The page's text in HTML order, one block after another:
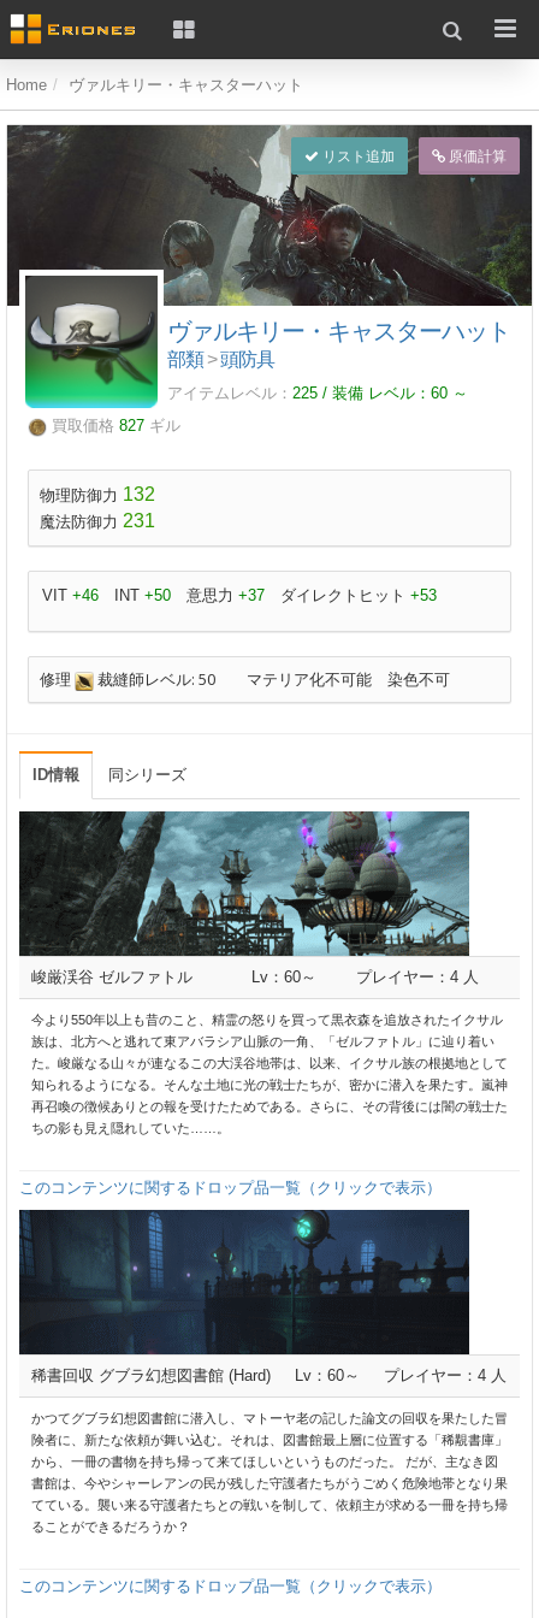
Home ヴァルキリー・キャスターハット
リスト追加 原価計算
ヴァルキリー・キャスターハット
部類>頭防具
アイテムレベル： 225 / 装備 レベル： 60 ～
買取価格 827 ギル
物理防御力 132
魔法防御力 231
VIT +46 INT +50 意思力 +37 ダイレクトヒット +53
修理 裁縫師レベル: 50 マテリア化不可能 染色不可
ID情報 同シリーズ
峻厳渓谷 ゼルファトル Lv：60～ プレイヤー：4 人
今より550年以上も昔のこと、精霊の怒りを買って黒衣森を追放されたイクサル
族は、北方へと逃れて東アバラシア山脈の一角、「ゼルファトル」に辿り着い
た。峻厳なる山々が連なるこの大渓谷地帯は、以来、イクサル族の根拠地として
知られるようになる。そんな土地に光の戦士たちが、密かに潜入を果たす。嵐神
再召喚の徴候ありとの報を受けたためである。さらに、その背後には闇の戦士た
ちの影も見え隠れしていた……。
このコンテンツに関するドロップ品一覧（クリックで表示）
稀書回収 グブラ幻想図書館 (Hard) Lv：60～ プレイヤー：4 人
かつてグブラ幻想図書館に潜入し、マトーヤ老の記した論文の回収を果たした冒
険者に、新たな依頼が舞い込む。それは、図書館最上層に位置する「稀覯書庫」
から、一冊の書物を持ち帰って来てほしいというものだった。 だが、主なき図
書館は、今やシャーレアンの民が残した守護者たちがうごめく危険地帯となり果
てている。襲い来る守護者たちとの戦いを制して、依頼主が求める一冊を持ち帰
ることができるだろうか？
このコンテンツに関するドロップ品一覧（クリックで表示）